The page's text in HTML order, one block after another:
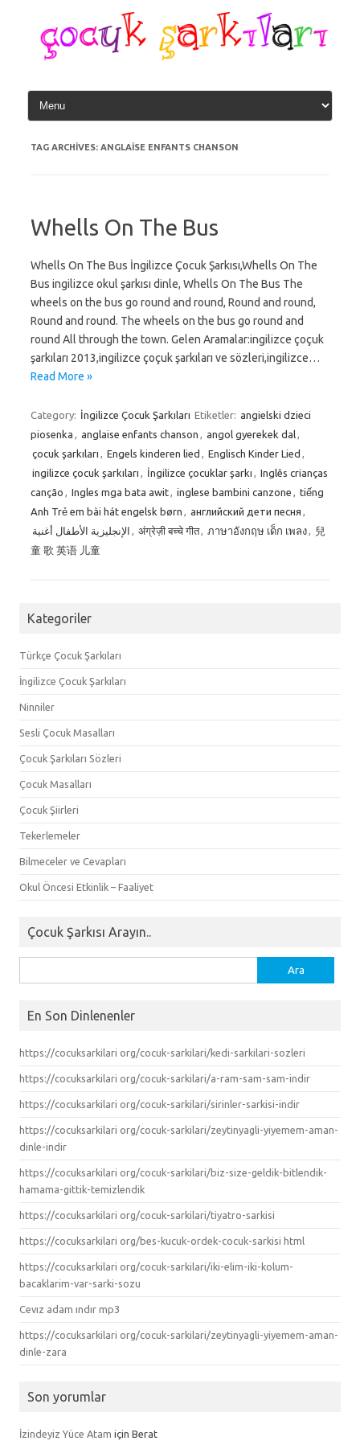
content
TAG ARCHIVES: ANGLAISE ENFANTS CHANSON
Whells On The Bus
Whells On The Bus İngilizce Çocuk Şarkısı,Whells On The
Bus ingilizce okul şarkısı dinle, Whells On The Bus The
wheels on the bus go round and round, Round and round,
Round and round. The wheels on the bus go round and
round All through the town. Gelen Aramalar:ingilizce çoçuk
şarkıları 2013,ingilizce çoçuk şarkıları ve sözleri,ingilizce…
Read More »
Category: İngilizce Çocuk Şarkıları Etiketler: angielski dzieci
piosenka
anglaise enfants chanson angol gyerekek dal
çocuk şarkıları
Engels kinderen lied Englisch Kinder Lied
ingilizce çocuk şarkıları
İngilizce çocuklar şarkı
Inglês crianças
canção
Ingles mga bata awit inglese bambini canzone
tiếng
Anh Trẻ em bài hát engelsk børn
английский дети песня
الإنجليزية الأطفال أغنية
अंग्रेज़ी बच्चे गीत ภาษาอังกฤษ เด็ก เพลง
兒
童 歌 英语 儿童
Kategoriler
Türkçe Çocuk Şarkıları
İngilizce Çocuk Şarkıları
Ninniler
Sesli Çocuk Masalları
Çocuk Şarkıları Sözleri
Çocuk Masalları
Çocuk Şiirleri
Tekerlemeler
Bilmeceler ve Cevapları
Okul Öncesi Etkinlik – Faaliyet
Çocuk Şarkısı Arayın..
En Son Dinlenenler
https://cocuksarkilari org/cocuk-sarkilari/kedi-sarkilari-sozleri
https://cocuksarkilari org/cocuk-sarkilari/a-ram-sam-sam-indir
https://cocuksarkilari org/cocuk-sarkilari/sirinler-sarkisi-indir
https://cocuksarkilari org/cocuk-sarkilari/zeytinyagli-yiyemem-aman-
dinle-indir
https://cocuksarkilari org/cocuk-sarkilari/biz-size-geldik-bitlendik-
hamama-gittik-temizlendik
https://cocuksarkilari org/cocuk-sarkilari/tiyatro-sarkisi
https://cocuksarkilari org/bes-kucuk-ordek-cocuk-sarkisi html
https://cocuksarkilari org/cocuk-sarkilari/iki-elim-iki-kolum-
bacaklarim-var-sarki-sozu
Cevız adam ındır mp3
https://cocuksarkilari org/cocuk-sarkilari/zeytinyagli-yiyemem-aman-
dinle-zara
Son yorumlar
İzindeyiz Yüce Atam için Berat